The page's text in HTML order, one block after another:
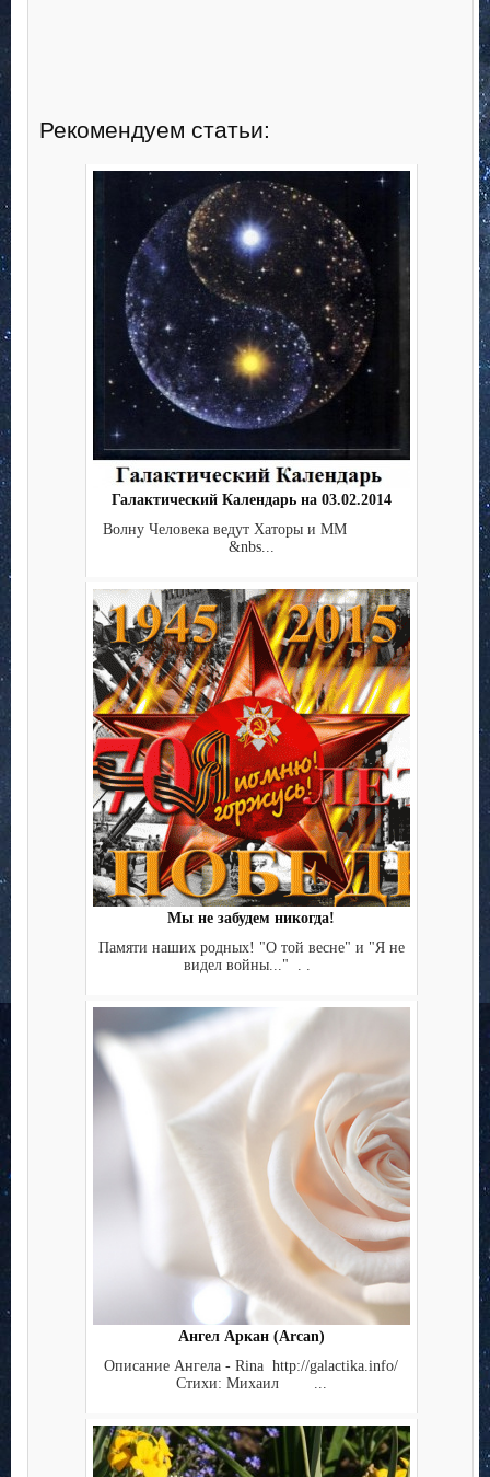
Рекомендуем статьи:
Галактический Календарь на 03.02.2014
Волну Человека ведут Хаторы и ММ
&nbs...
Мы не забудем никогда!
Памяти наших родных! "О той весне" и "Я не
видел войны..." . .
Ангел Аркан (Arcan)
Описание Ангела - Rina http://galactika.info/
Стихи: Михаил ...